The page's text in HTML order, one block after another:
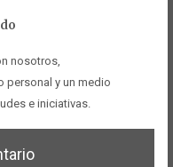
nosotros,
personal y un medio
e iniciativas.